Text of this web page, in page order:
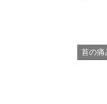
首の痛